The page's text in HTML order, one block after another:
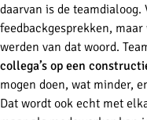
daarvan is de
feedbackgesprekken,
werden van dat woord.
collega’s op een
mogen doen, wat minder,
Dat wordt ook echt met